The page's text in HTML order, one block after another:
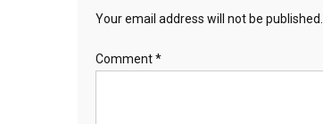
Your email address will not be published.
Comment*